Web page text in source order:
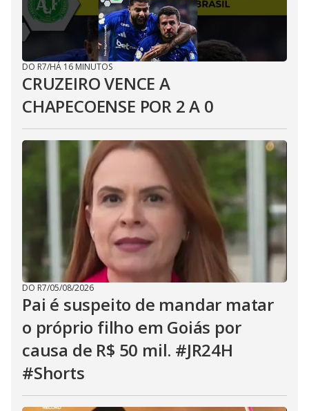
DO R7/HÁ 16 MINUTOS
CRUZEIRO VENCE A
CHAPECOENSE POR 2 A 0
DO R7/05/08/2026
Pai é suspeito de mandar matar
o próprio filho em Goiás por
causa de R$ 50 mil. #JR24H
#Shorts